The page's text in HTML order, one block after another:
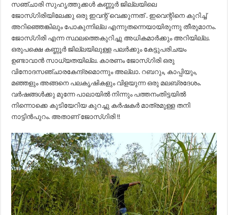
സഞ്ചാരി സുഹൃത്തുക്കൾ കണ്ണൂർ ജില്ലയിലെ
ജോസ്‌ഗിരിയിലേക്കു ഒരു ഇവന്റ് വെക്കുന്നത് . ഇവെന്റിനെ കുറിച്ച്
അറിഞ്ഞെങ്കിലും പോകുന്നില്ല എന്നുതന്നെയായിരുന്നു തീരുമാനം.
ജോസ്‌ഗിരി എന്ന സ്ഥലത്തെകുറിച്ചു അധികമാർക്കും അറിയില്ല.
ഒരുപക്ഷെ കണ്ണൂർ ജില്ലയിലുള്ള പലർക്കും കേട്ടുപരിചയം
ഉണ്ടാവാൻ സാധ്യതയില്ല. കാരണം ജോസ്‌ഗിരി ഒരു
വിനോദസഞ്ചാരകേന്ദ്രമൊന്നും അല്ലാ. റബറും, കാപ്പിയും,
മഞ്ഞളും അങ്ങനെ പലകൃഷികളും വിളയുന്ന ഒരു മലബ്രദേശം.
വർഷങ്ങൾക്കു മുന്നേ പാലായിൽ നിന്നും പത്തനംതിട്ടയിൽ
നിന്നൊക്കെ കുടിയേറിയ കുറച്ചു കർഷകർ മാത്രമുള്ള തനി
നാട്ടിൻപുറം. അതാണ് ജോസ്‌ഗിരി !!